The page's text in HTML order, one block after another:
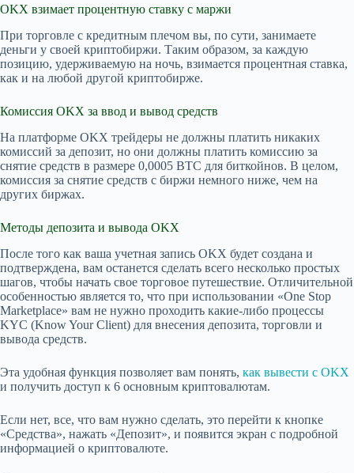
OKX взимает процентную ставку с маржи
При торговле с кредитным плечом вы, по сути, занимаете
деньги у своей криптобиржи. Таким образом, за каждую
позицию, удерживаемую на ночь, взимается процентная ставка,
как и на любой другой криптобирже.
Комиссия OKX за ввод и вывод средств
На платформе OKX трейдеры не должны платить никаких
комиссий за депозит, но они должны платить комиссию за
снятие средств в размере 0,0005 BTC для биткойнов. В целом,
комиссия за снятие средств с биржи немного ниже, чем на
других биржах.
Методы депозита и вывода OKX
После того как ваша учетная запись OKX будет создана и
подтверждена, вам останется сделать всего несколько простых
шагов, чтобы начать свое торговое путешествие. Отличительной
особенностью является то, что при использовании «One Stop
Marketplace» вам не нужно проходить какие-либо процессы
KYC (Know Your Client) для внесения депозита, торговли и
вывода средств.
Эта удобная функция позволяет вам понять, как вывести с OKX
и получить доступ к 6 основным криптовалютам.
Если нет, все, что вам нужно сделать, это перейти к кнопке
«Средства», нажать «Депозит», и появится экран с подробной
информацией о криптовалюте.